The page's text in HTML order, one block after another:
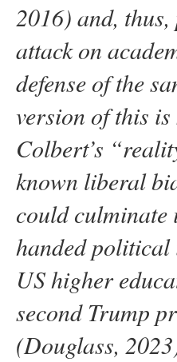
2016) and,
attack on
defense of the
version of this is
Colbert’s
known liberal
could culminate
handed
US higher
second Trump
(Douglass,